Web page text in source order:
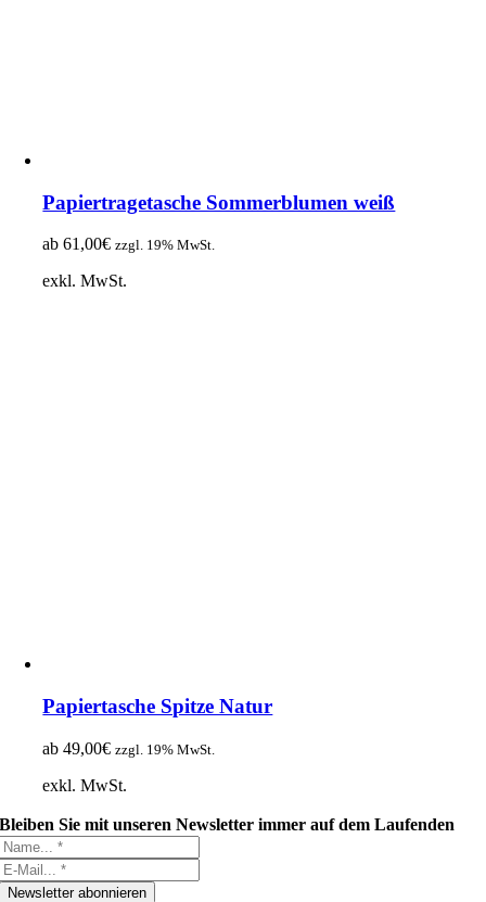
Papiertragetasche Sommerblumen weiß
ab61,00€ zzgl. 19% MwSt.
exkl. MwSt.
Papiertasche Spitze Natur
ab49,00€ zzgl. 19% MwSt.
exkl. MwSt.
Bleiben Sie mit unseren Newsletter immer auf dem Laufenden
Newsletter abonnieren